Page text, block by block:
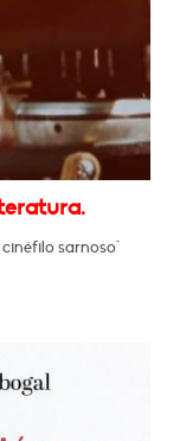
sarnoso"